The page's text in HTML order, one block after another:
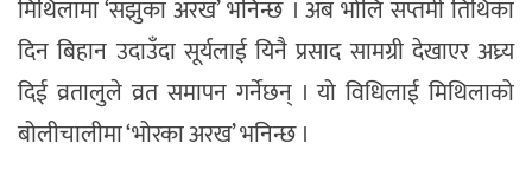
मिथिलामा ‘सझुका अरख’ भनिन्छ । अब भोलि सप्तमी तिथिका
दिन बिहान उदाउँदा सूर्यलाई यिनै प्रसाद सामग्री देखाएर अघ्र्य
दिई व्रतालुले व्रत समापन गर्नेछन् । यो विधिलाई मिथिलाको
बोलीचालीमा ‘भोरका अरख’ भनिन्छ ।